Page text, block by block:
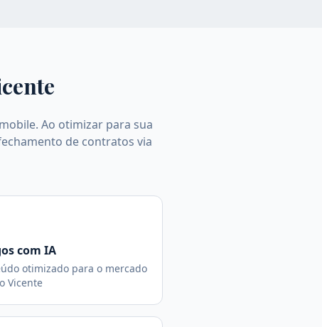
Ao otimizar para sua
de contratos via
com IA
otimizado para o mercado
Vicente